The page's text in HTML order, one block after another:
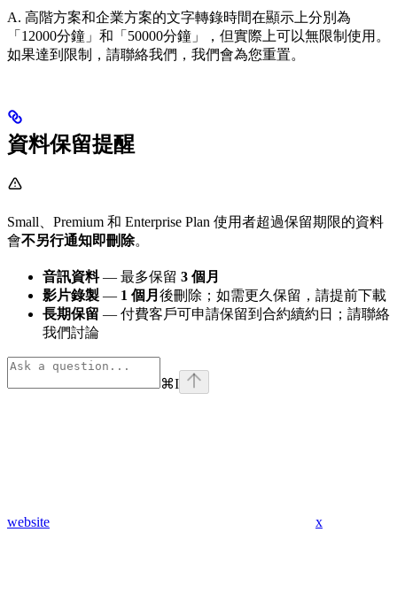
A. 高階方案和企業方案的文字轉錄時間在顯示上分別為
「12000分鐘」和「50000分鐘」，但實際上可以無限制使用。
如果達到限制，請聯絡我們，我們會為您重置。
資料保留提醒
Small、Premium 和 Enterprise Plan 使用者超過保留期限的資料
會不另行通知即刪除。
音訊資料— 最多保留 3 個月
影片錄製 — 1 個月 後刪除；如需更久保留，請提前下載
長期保留 — 付費客戶可申請保留到合約續約日；請聯絡
我們討論
⌘I
website x